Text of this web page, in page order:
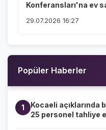
Konferansları'na ev
29.07.2026 16:27
Popüler Haberler
1
Kocaeli açıklarında
25 personel tahliye